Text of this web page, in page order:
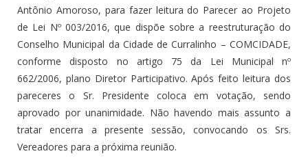
Antônio Amoroso, para fazer leitura do Parecer ao Projeto
de Lei Nº 003/2016, que dispõe sobre a reestruturação do
Conselho Municipal da Cidade de Curralinho – COMCIDADE,
conforme disposto no artigo 75 da Lei Municipal nº
662/2006, plano Diretor Participativo. Após feito leitura dos
pareceres o Sr. Presidente coloca em votação, sendo
aprovado por unanimidade. Não havendo mais assunto a
tratar encerra a presente sessão, convocando os Srs.
Vereadores para a próxima reunião.